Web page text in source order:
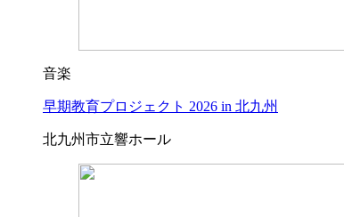
音楽
早期教育プロジェクト 2026 in 北九州
北九州市立響ホール